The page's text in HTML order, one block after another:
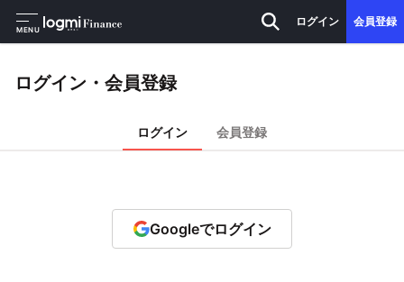
MENU
ログイン 会員登録
ログイン・会員登録
ログイン 会員登録
Googleでログイン